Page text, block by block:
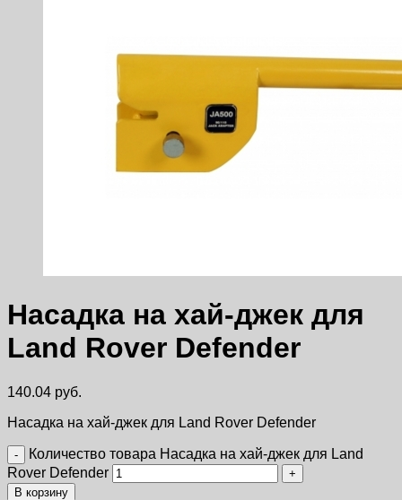
Насадка на хай-джек для
Land Rover Defender
140.04 руб.
Насадка на хай-джек для Land Rover Defender
Количество товара Насадка на хай-джек для Land
Rover Defender
В корзину